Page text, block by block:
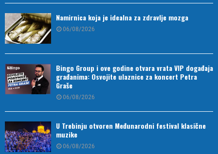
Namirnica koja je idealna za zdravlje mozga
06/08/2026
Bingo Group i ove godine otvara vrata VIP događaja
građanima: Osvojite ulaznice za koncert Petra
Graše
06/08/2026
U Trebinju otvoren Međunarodni festival klasične
muzike
06/08/2026